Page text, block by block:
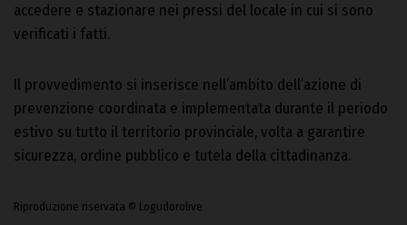
accedere e stazionare nei pressi del locale in cui si sono
verificati i fatti.
Il provvedimento si inserisce nell’ambito dell’azione di
prevenzione coordinata e implementata durante il periodo
estivo su tutto il territorio provinciale, volta a garantire
sicurezza, ordine pubblico e tutela della cittadinanza.
Riproduzione riservata © Logudorolive